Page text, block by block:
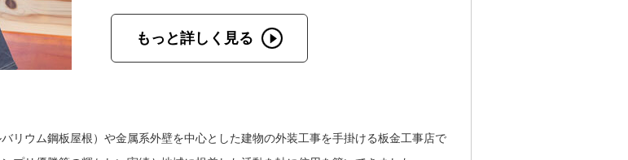
もっと詳しく見る
リウム鋼板屋根）や金属系外壁を中心とした建物の外装工事を手掛ける板金工事店で